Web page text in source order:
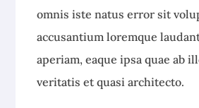
omnis iste natus error sit
accusantium loremque
aperiam, eaque ipsa quae ab
veritatis et quasi architecto.